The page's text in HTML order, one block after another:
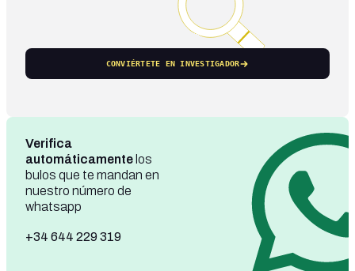
CONVIÉRTETE EN INVESTIGADOR
Verifica
automáticamente los
bulos que te mandan en
nuestro número de
whatsapp
+34 644 229 319